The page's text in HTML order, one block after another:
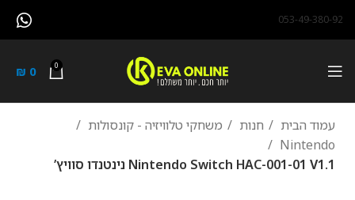
053-49-380-92
0
₪ 0
עמוד הבית חנות
משחקי טלוויזיה - קונסולות
Nintendo
Nintendo Switch HAC-001-01 V1.1 נינטנדו סוויץ’